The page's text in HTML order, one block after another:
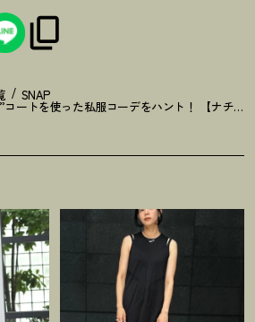
SNAP
ートを使った私服コーデをハント ！ 【ナチュ